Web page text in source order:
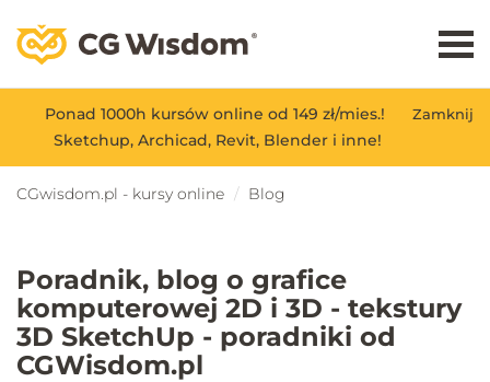
Zamknij
Ponad 1000h kursów online od 149 zł/mies.!
Sketchup, Archicad, Revit, Blender i inne!
CGwisdom.pl - kursy online Blog
Poradnik, blog o grafice
komputerowej 2D i 3D - tekstury
3D SketchUp - poradniki od
CGWisdom.pl